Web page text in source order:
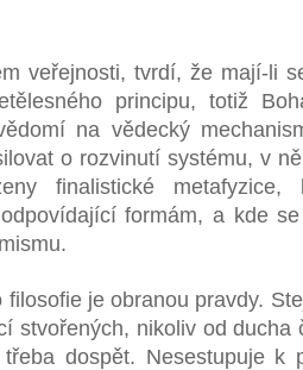
veřejnosti, tvrdí, že mají-li
principu, totiž
na vědecký
o rozvinutí systému, v
finalistické
formám, a kde
je obranou pravdy.
stvořených, nikoliv od ducha
dospět. Nesestupuje k